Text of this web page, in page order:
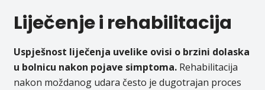
Liječenje i rehabilitacija
Uspješnost liječenja uvelike ovisi o brzini dolaska
u bolnicu nakon pojave simptoma. Rehabilitacija
nakon moždanog udara često je dugotrajan proces